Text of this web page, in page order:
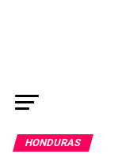
HONDURAS